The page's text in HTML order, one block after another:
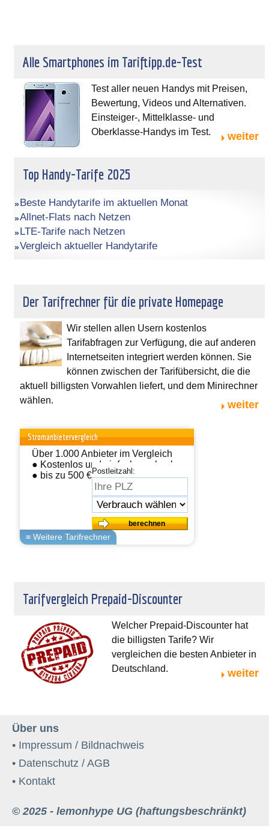
Alle Smartphones im Tariftipp.de-Test
Test aller neuen Handys mit Preisen,
Bewertung, Videos und Alternativen.
Einsteiger-, Mittelklasse- und
Oberklasse-Handys im Test.
weiter
Top Handy-Tarife 2025
Beste Handytarife im aktuellen Monat
Allnet-Flats nach Netzen
LTE-Tarife nach Netzen
Vergleich aktueller Handytarife
Der Tarifrechner für die private Homepage
Wir stellen allen Usern kostenlos
Tarifabfragen zur Verfügung, die auf anderen
Internetseiten integriert werden können. Sie
können zwischen der Tarifübersicht, die die
aktuell billigsten Vorwahlen liefert, und dem Minirechner
wählen.
weiter
Stromanbietervergleich
Über 1.000 Anbieter im Vergleich
● Kostenlos und einfach wechseln
● bis zu 500 € sparen
Postleitzahl:
Tarifvergleich Prepaid-Discounter
Welcher Prepaid-Discounter hat
die billigsten Tarife? Wir
vergleichen die besten Anbieter in
Deutschland.
weiter
Über uns
• Impressum / Bildnachweis
• Datenschutz / AGB
• Kontakt
© 2025 - lemonhype UG (haftungsbeschränkt)